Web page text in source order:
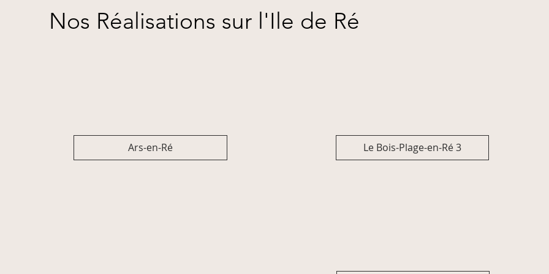
Nos Réalisations sur l'Ile de Ré
Ars-en-Ré Le Bois-Plage-en-Ré 3